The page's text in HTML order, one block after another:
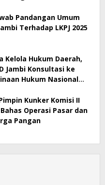
Pandangan Umum
Terhadap LKPJ 2025
Kelola Hukum Daerah,
Jambi Konsultasi ke
Hukum Nasional
Kunker Komisi II
Bahas Operasi Pasar dan
Pangan